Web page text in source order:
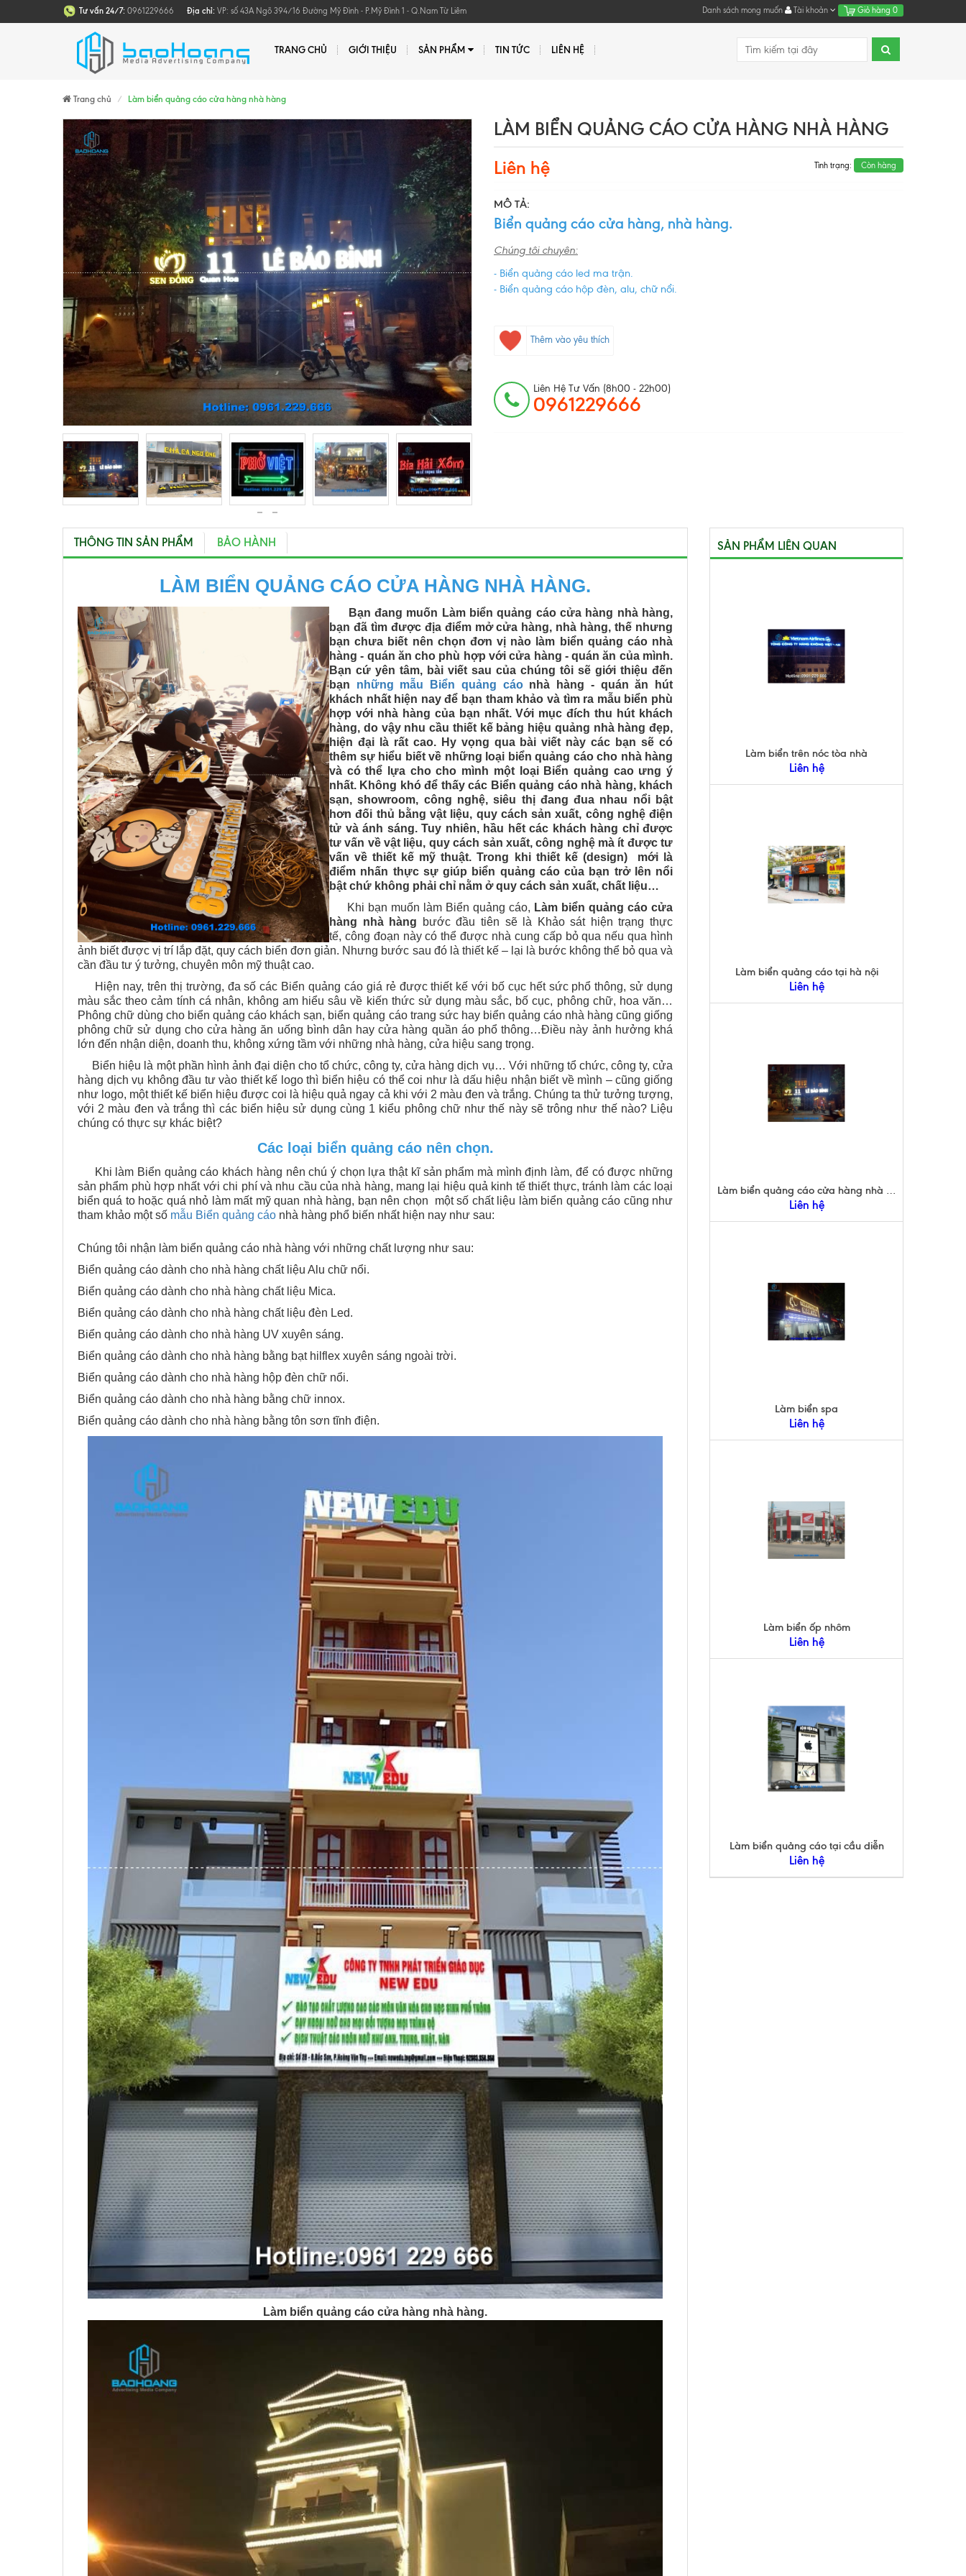
Tư vấn 24/7: 0961229666 Địa chỉ: VP: số 43A Ngõ 394/16 Đường Mỹ Đình - P.Mỹ Đình 1 - Q.Nam Từ Liêm Danh sách mong muốn Tài khoản Giỏ hàng 0
TRANG CHỦ GIỚI THIỆU SẢN PHẨM TIN TỨC LIÊN HỆ
Trang chủ Làm biển quảng cáo cửa hàng nhà hàng
LÀM BIỂN QUẢNG CÁO CỬA HÀNG NHÀ HÀNG
Liên hệ
Tình trạng: Còn hàng
MÔ TẢ:
Biển quảng cáo cửa hàng, nhà hàng.
Chúng tôi chuyên:
- Biển quảng cáo led ma trận.
- Biển quảng cáo hộp đèn, alu, chữ nổi.
Thêm vào yêu thích
Liên Hệ Tư Vấn (8h00 - 22h00)
0961229666
THÔNG TIN SẢN PHẨM BẢO HÀNH
LÀM BIỂN QUẢNG CÁO CỬA HÀNG NHÀ HÀNG.
Bạn đang muốn Làm biển quảng cáo cửa hàng nhà hàng,
bạn đã tìm được địa điểm mở cửa hàng, nhà hàng, thế nhưng
bạn chưa biết nên chọn đơn vị nào làm biển quảng cáo nhà
hàng - quán ăn cho phù hợp với cửa hàng - quán ăn của mình.
Bạn cứ yên tâm, bài viết sau của chúng tôi sẽ giới thiệu đến
bạn những mẫu Biển quảng cáonhà hàng - quán ăn hút
khách nhất hiện nay để bạn tham khảo và tìm ra mẫu biển phù
hợp với nhà hàng của bạn nhất. Với mục đích thu hút khách
hàng, do vậy nhu cầu thiết kế bảng hiệu quảng nhà hàng đẹp,
hiện đại là rất cao. Hy vọng qua bài viết này các bạn sẽ có
thêm sự hiểu biết về những loại biển quảng cáo cho nhà hàng
và có thể lựa cho cho mình một loại Biển quảng cao ưng ý
nhất. Không khó để thấy các Biển quảng cáo nhà hàng, khách
sạn, showroom, công nghệ, siêu thị đang đua nhau nổi bật
hơn đối thủ bằng vật liệu, quy cách sản xuất, công nghệ điện
tử và ánh sáng. Tuy nhiên, hầu hết các khách hàng chỉ được
tư vấn về vật liệu, quy cách sản xuất, công nghệ mà ít được tư
vấn về thiết kế mỹ thuật. Trong khi thiết kế (design) mới là
điểm nhấn thực sự giúp biển quảng cáo của bạn trở lên nổi
bật chứ không phải chỉ nằm ở quy cách sản xuất, chất liệu…
Khi bạn muốn làm Biển quảng cáo, Làm biển quảng cáo cửa
hàng nhà hàng
bước đầu tiên sẽ là Khảo sát hiện trạng thực
tế, công đoạn này có thể được nhà cung cấp bỏ qua nếu qua hình
ảnh biết được vị trí lắp đặt, quy cách biển đơn giản. Nhưng bước sau đó là thiết kế – lại là bước không thể bỏ qua và
cần đầu tư ý tưởng, chuyên môn mỹ thuật cao.
Hiện nay, trên thị trường, đa số các Biển quảng cáo giá rẻ được thiết kế với bố cục hết sức phổ thông, sử dụng
màu sắc theo cảm tính cá nhân, không am hiểu sâu về kiến thức sử dụng màu sắc, bố cục, phông chữ, hoa văn…
Phông chữ dùng cho biển quảng cáo khách sạn, biển quảng cáo trang sức hay biển quảng cáo nhà hàng cũng giống
phông chữ sử dụng cho cửa hàng ăn uống bình dân hay cửa hàng quần áo phổ thông…Điều này ảnh hưởng khá
lớn đến nhận diện, doanh thu, không xứng tầm với những nhà hàng, cửa hiệu sang trọng.
Biển hiệu là một phần hình ảnh đại diện cho tổ chức, công ty, cửa hàng dịch vụ… Với những tổ chức, công ty, cửa
hàng dịch vụ không đầu tư vào thiết kế logo thì biển hiệu có thể coi như là dấu hiệu nhận biết về mình – cũng giống
như logo, một thiết kế biển hiệu được coi là hiệu quả ngay cả khi với 2 màu đen và trắng. Chúng ta thử tưởng tượng,
với 2 màu đen và trắng thì các biển hiệu sử dụng cùng 1 kiểu phông chữ như thế này sẽ trông như thế nào? Liệu
chúng có thực sự khác biệt?
Các loại biển quảng cáo nên chọn.
Khi làm Biển quảng cáo khách hàng nên chú ý chọn lựa thật kĩ sản phẩm mà mình định làm, để có được những
sản phẩm phù hợp nhất với chi phí và nhu cầu của nhà hàng, mang lại hiệu quả kinh tế thiết thực, tránh làm các loại
biển quá to hoặc quá nhỏ làm mất mỹ quan nhà hàng, bạn nên chọn một số chất liệu làm biển quảng cáo cũng như
tham khảo một số mẫu Biển quảng cáo nhà hàng phổ biến nhất hiện nay như sau:
Chúng tôi nhận làm biển quảng cáo nhà hàng với những chất lượng như sau:
Biển quảng cáo dành cho nhà hàng chất liệu Alu chữ nổi.
Biển quảng cáo dành cho nhà hàng chất liệu Mica.
Biển quảng cáo dành cho nhà hàng chất liệu đèn Led.
Biển quảng cáo dành cho nhà hàng UV xuyên sáng.
Biển quảng cáo dành cho nhà hàng bằng bạt hilflex xuyên sáng ngoài trời.
Biển quảng cáo dành cho nhà hàng hộp đèn chữ nổi.
Biển quảng cáo dành cho nhà hàng bằng chữ innox.
Biển quảng cáo dành cho nhà hàng bằng tôn sơn tĩnh điện.
Làm biển quảng cáo cửa hàng nhà hàng.
SẢN PHẨM LIÊN QUAN
Làm biển trên nóc tòa nhà
Liên hệ
Làm biển quảng cáo tại hà nội
Liên hệ
Làm biển quảng cáo cửa hàng nhà hàng
Liên hệ
Làm biển spa
Liên hệ
Làm biển ốp nhôm
Liên hệ
Làm biển quảng cáo tại cầu diễn
Liên hệ